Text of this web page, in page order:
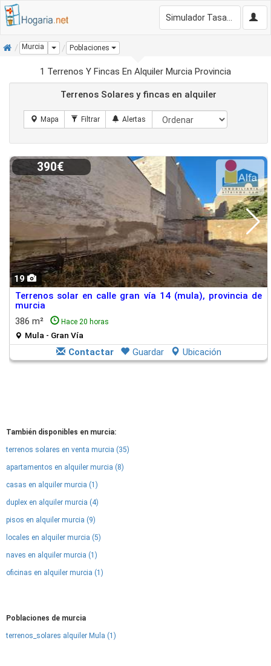
InicioMurcia Dropdown
Poblaciones
1 Terrenos Y Fincas En Alquiler Murcia Provincia
Terrenos Solares y fincas en alquiler
19
390€
Terrenos solar en calle gran vía 14 (mula), provincia de
murcia
386 m²
Hace 20 horas
Mula - Gran Vía
Contactar Guardar Ubicación
También disponibles en murcia:
terrenos solares en venta murcia (35)
apartamentos en alquiler murcia (8)
casas en alquiler murcia (1)
duplex en alquiler murcia (4)
pisos en alquiler murcia (9)
locales en alquiler murcia (5)
naves en alquiler murcia (1)
oficinas en alquiler murcia (1)
Poblaciones de murcia
terrenos_solares alquiler Mula (1)